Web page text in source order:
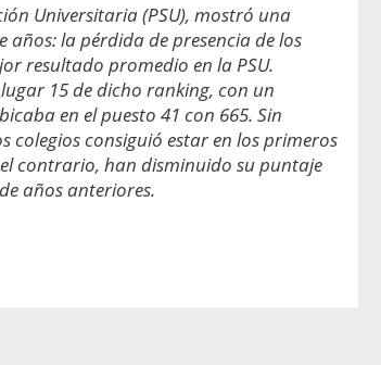
Universitaria (PSU), mostró una
años: la pérdida de presencia de los
resultado promedio en la PSU.
15 de dicho ranking, con un
en el puesto 41 con 665. Sin
colegios consiguió estar en los primeros
contrario, han disminuido su puntaje
años anteriores.
salud bucal?
En Chile, nadie muere de caries ni de
enfermedades periodontales. Sin
embargo, estas son las...